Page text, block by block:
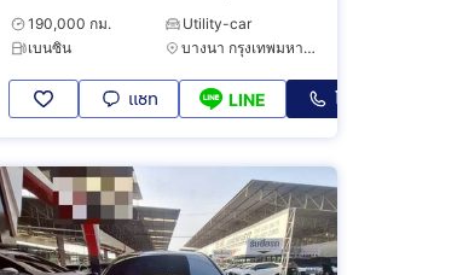
190,000 กม.
Utility-car
เบนซิน
บางนา กรุงเทพมหานคร
แชท LINE โทร